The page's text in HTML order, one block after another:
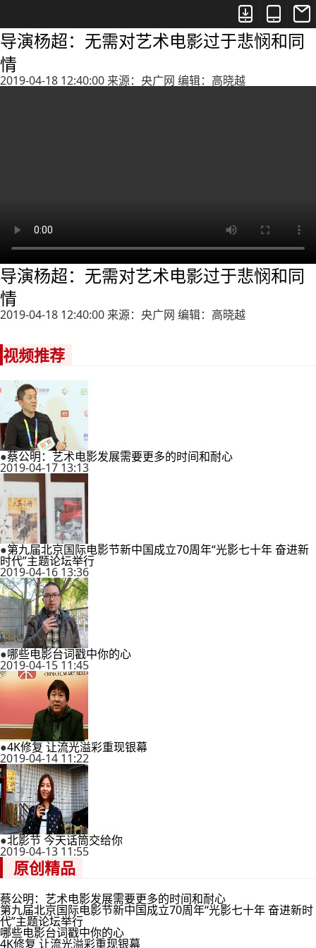



导演杨超：无需对艺术电影过于悲悯和同
情
2019-04-18 12:40:00 来源：央广网 编辑：高晓越
导演杨超：无需对艺术电影过于悲悯和同
情
2019-04-18 12:40:00 来源：央广网 编辑：高晓越
视频推荐
●蔡公明：艺术电影发展需要更多的时间和耐心
2019-04-17 13:13
●第九届北京国际电影节新中国成立70周年“光影七十年 奋进新
时代”主题论坛举行
2019-04-16 13:36
●哪些电影台词戳中你的心
2019-04-15 11:45
●4K修复 让流光溢彩重现银幕
2019-04-14 11:22
●北影节 今天话筒交给你
2019-04-13 11:55
原创精品
蔡公明：艺术电影发展需要更多的时间和耐心
第九届北京国际电影节新中国成立70周年“光影七十年 奋进新时
代”主题论坛举行
哪些电影台词戳中你的心
4K修复 让流光溢彩重现银幕